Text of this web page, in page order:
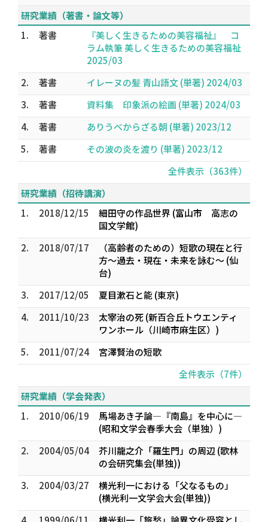
研究業績（著書・論文等）
1.
著書
『美しく生きるための美容福祉』 コ
ラム執筆 美しく生きるための美容福祉
2025/03
2.
著書
イレーヌの髪 青山語文 (単著) 2024/03
3.
著書
資料集 印象派の絵画 (単著) 2024/03
4.
著書
ありうべからざる朝 (単著) 2023/12
5.
著書
その波の炎を渡り (単著) 2023/12
全件表示（363件）
研究業績（招待講演）
1.
2018/12/15
細田守の作品世界 (富山市 高志の
国文学館)
2.
2018/07/17
（高齢者のための）短歌の現在と行
方～過去・現在・未来を詠む～ (仙
台)
3.
2017/12/05
夏目漱石と能 (東京)
4.
2011/10/23
太宰治の死 (新百合丘トウエンティ
ワンホール（川崎市麻生区）)
5.
2011/07/24
宮澤賢治の短歌
全件表示（7件）
研究業績（学会発表）
1.
2010/06/19
馬場あき子論―『南島』を中心に―
(昭和文学会春季大会（単独）)
2.
2004/05/04
芥川龍之介「羅生門」の周辺 (歌林
の会研究集会(単独))
3.
2004/03/27
横光利一における「父なるもの」
(横光利一文学会大会(単独))